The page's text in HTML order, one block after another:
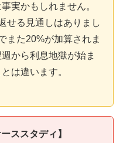
実かもしれません。
せる見通しはありまし
また20%が加算されま
から利息地獄が始ま
は違います。
ススタディ】